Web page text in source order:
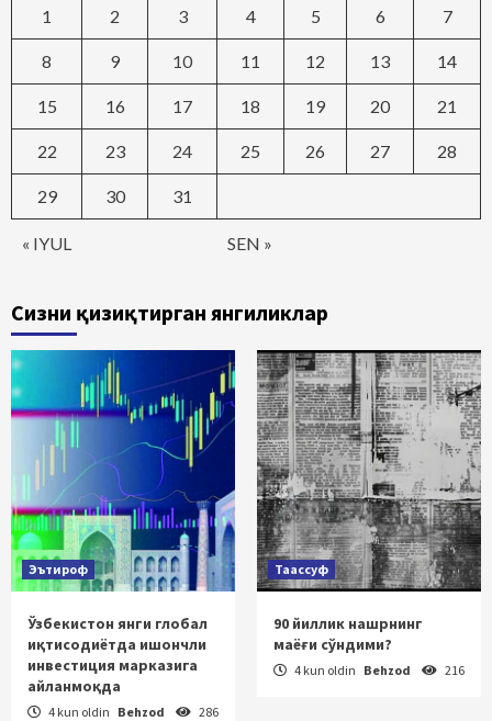
« IYUL SEN »
1 2 3 4 5 6 7
8 9 10 11 12 13 14
15 16 17 18 19 20 21
22 23 24 25 26 27 28
29 30 31
Сизни қизиқтирган янгиликлар
Эътироф
Ўзбекистон янги глобал
иқтисодиётда ишончли
инвестиция марказига
айланмоқда
4 kun oldin Behzod 286
Таассуф
90 йиллик нашрнинг
маёғи сўндими?
4 kun oldin Behzod 216